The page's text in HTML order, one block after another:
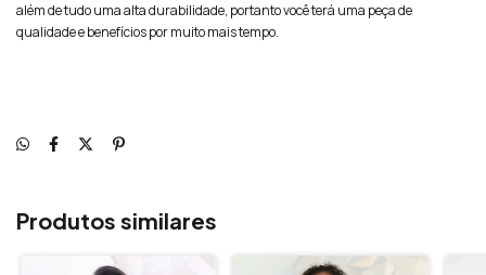
além de tudo uma alta durabilidade, portanto você terá uma peça de
qualidade e benefícios por muito mais tempo.
Produtos similares